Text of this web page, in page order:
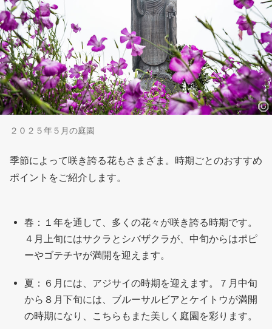
２０２５年５月の庭園
季節によって咲き誇る花もさまざま。時期ごとのおすすめ
ポイントをご紹介します。
春：１年を通して、多くの花々が咲き誇る時期です。
４月上旬にはサクラとシバザクラが、中旬からはポピ
ーやゴテチヤが満開を迎えます。
夏：６月には、アジサイの時期を迎えます。７月中旬
から８月下旬には、ブルーサルビアとケイトウが満開
の時期になり、こちらもまた美しく庭園を彩ります。